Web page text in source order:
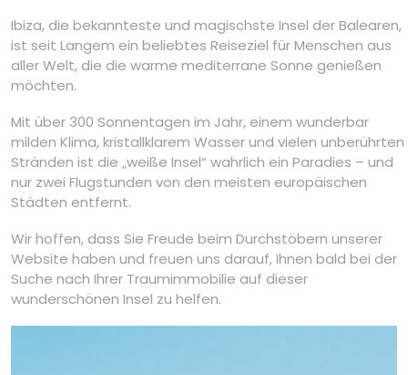
Garten
Landansichten
Zentralheizung
Garage
Klimatisierung
Privater Brunnen
Lizenz für touristische Vermietung
Ibiza, die bekannteste und magischste Insel der Balearen,
ist seit Langem ein beliebtes Reiseziel für Menschen aus
aller Welt, die die warme mediterrane Sonne genießen
möchten.
Mit über 300 Sonnentagen im Jahr, einem wunderbar
milden Klima, kristallklarem Wasser und vielen unberührten
Stränden ist die „weiße Insel“ wahrlich ein Paradies – und
nur zwei Flugstunden von den meisten europäischen
Städten entfernt.
Wir hoffen, dass Sie Freude beim Durchstöbern unserer
Website haben und freuen uns darauf, Ihnen bald bei der
Suche nach Ihrer Traumimmobilie auf dieser
wunderschönen Insel zu helfen.